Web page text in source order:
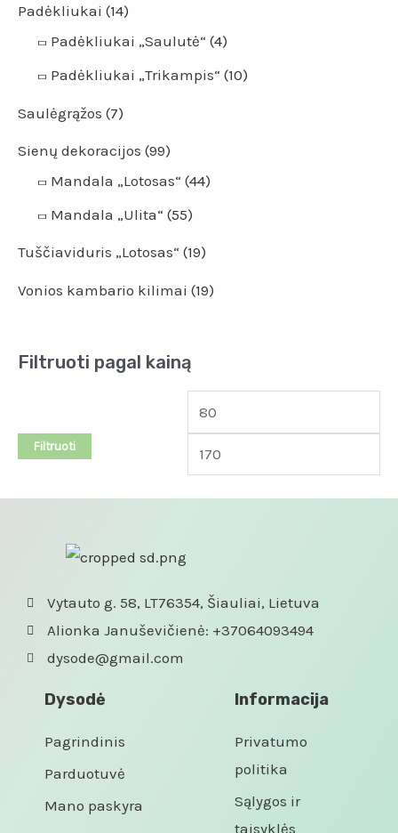
Padėkliukai (14)
Padėkliukai „Saulutė“ (4)
Padėkliukai „Trikampis“ (10)
Saulėgrąžos (7)
Sienų dekoracijos (99)
Mandala „Lotosas“ (44)
Mandala „Ulita“ (55)
Tuščiaviduris „Lotosas“ (19)
Vonios kambario kilimai (19)
Filtruoti pagal kainą
Filtruoti
Vytauto g. 58, LT76354, Šiauliai, Lietuva
Alionka Januševičienė: +37064093494
dysode@gmail.com
Dysodė
Pagrindinis
Parduotuvė
Mano paskyra
Informacija
Privatumo
politika
Sąlygos ir
taisyklės